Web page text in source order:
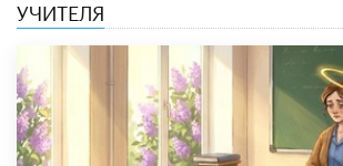
УЧИТЕЛЯ